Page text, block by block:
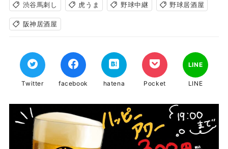
渋谷馬刺し 虎うま 野球中継 野球居酒屋
阪神居酒屋
Twitter facebook hatena Pocket
LINE
LINE